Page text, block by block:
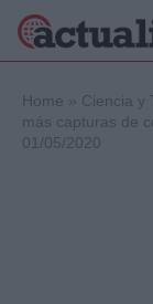
Home » Ciencia y
más capturas de
01/05/2020